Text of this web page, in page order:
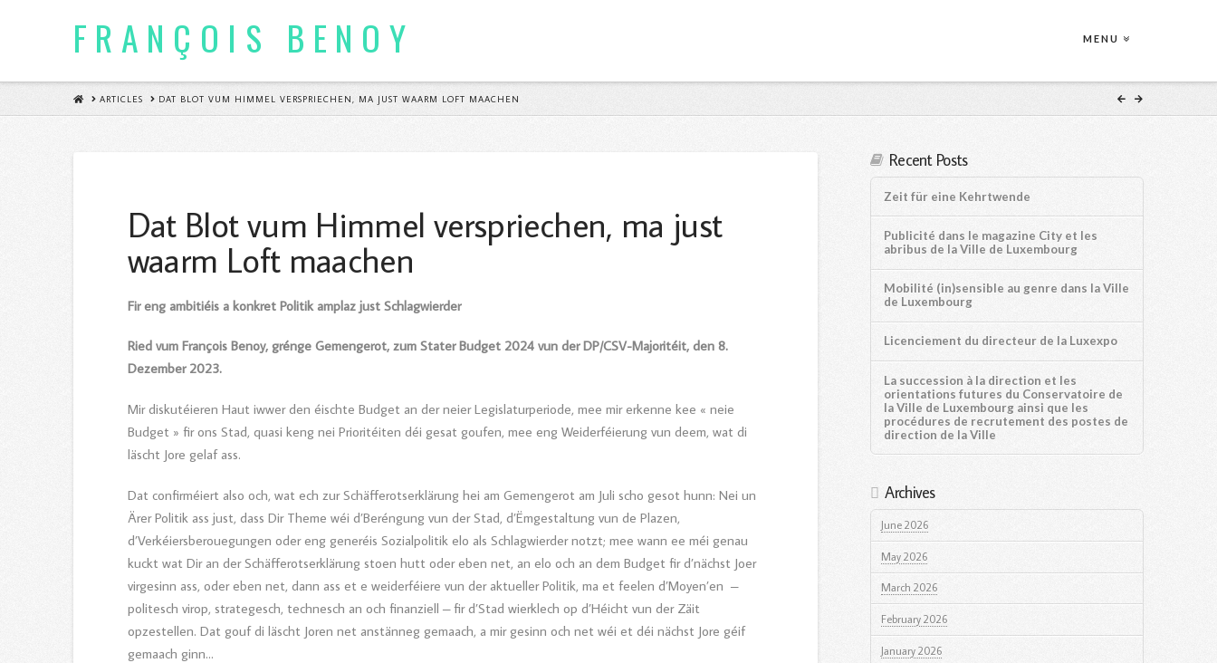
FRANÇOIS BENOY MENU
HOMEARTICLES DAT BLOT VUM HIMMEL VERSPRIECHEN, MA JUST WAARM LOFT MAACHEN
Dat Blot vum Himmel verspriechen, ma just
waarm Loft maachen
Fir eng ambitiéis a konkret Politik amplaz just Schlagwierder
Ried vum François Benoy, grénge Gemengerot, zum Stater Budget 2024 vun der DP/CSV-Majoritéit, den 8.
Dezember 2023.
Mir diskutéieren Haut iwwer den éischte Budget an der neier Legislaturperiode, mee mir erkenne kee « neie
Budget » fir ons Stad, quasi keng nei Prioritéiten déi gesat goufen, mee eng Weiderféierung vun deem, wat di
läscht Jore gelaf ass.
Dat confirméiert also och, wat ech zur Schäfferotserklärung hei am Gemengerot am Juli scho gesot hunn: Nei un
Ärer Politik ass just, dass Dir Theme wéi d’Beréngung vun der Stad, d’Ëmgestaltung vun de Plazen,
d’Verkéiersberouegungen oder eng generéis Sozialpolitik elo als Schlagwierder notzt; mee wann ee méi genau
kuckt wat Dir an der Schäfferotserklärung stoen hutt oder eben net, an elo och an dem Budget fir d’nächst Joer
virgesinn ass, oder eben net, dann ass et e weiderféiere vun der aktueller Politik, ma et feelen d’Moyen’en –
politesch virop, strategesch, technesch an och finanziell – fir d’Stad wierklech op d’Héicht vun der Zäit
opzestellen. Dat gouf di läscht Joren net anstänneg gemaach, a mir gesinn och net wéi et déi nächst Jore géif
gemaach ginn…
Recent Posts
Zeit für eine Kehrtwende
Publicité dans le magazine City et les
abribus de la Ville de Luxembourg
Mobilité (in)sensible au genre dans la Ville
de Luxembourg
Licenciement du directeur de la Luxexpo
La succession à la direction et les
orientations futures du Conservatoire de
la Ville de Luxembourg ainsi que les
procédures de recrutement des postes de
direction de la Ville
Archives
June 2026
May 2026
March 2026
February 2026
January 2026